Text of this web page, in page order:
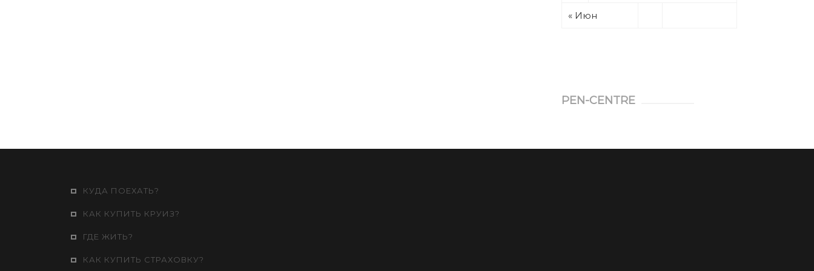
« Июн
PEN-CENTRE
КУДА ПОЕХАТЬ?
КАК КУПИТЬ КРУИЗ?
ГДЕ ЖИТЬ?
КАК КУПИТЬ СТРАХОВКУ?